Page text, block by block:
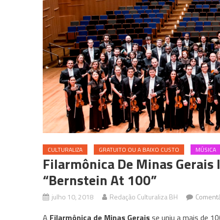
CULTURALIZA GRATUITO OU A BAIXO CUSTO MÚSICA
Filarmônica De Minas
“Bernstein At 100”
julho 10, 2018 Redação Culturaliza BH
A Filarmônica de Minas Geraisse uniu a mais de